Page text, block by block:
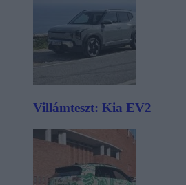
Villámteszt: Kia EV2